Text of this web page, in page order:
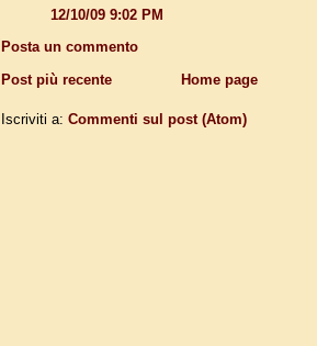
12/10/09 9:02 PM
Posta un commento
Post più recente
Home page
Iscriviti a: Commenti sul post (Atom)